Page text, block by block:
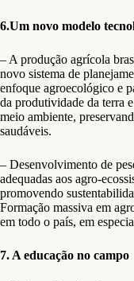
6.Um novo modelo
– A produção agrícola
novo sistema de
enfoque agroecológico e
da produtividade da terra
meio ambiente,
saudáveis.
– Desenvolvimento de
adequadas aos agro-
promovendo
Formação massiva em
em todo o país, em
7. A educação no campo